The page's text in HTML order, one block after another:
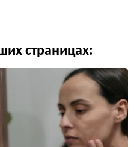
страницах: